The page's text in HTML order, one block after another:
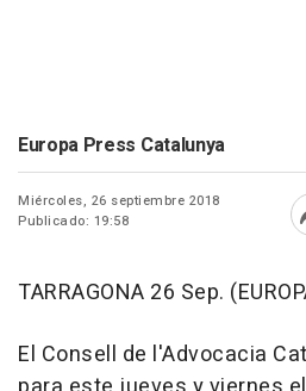
Europa Press Catalunya
Miércoles, 26 septiembre 2018
Publicado: 19:58
TARRAGONA 26 Sep.
El Consell de l'Advocacia